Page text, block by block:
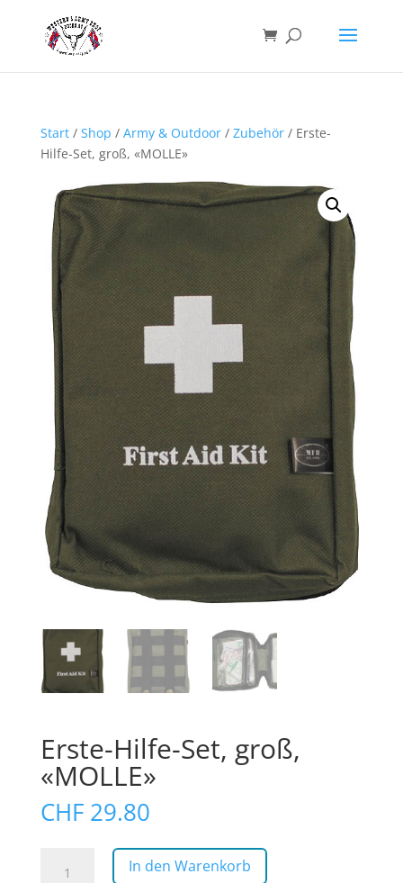
Start/ Shop / Army & Outdoor/ Zubehör/ Erste-
Hilfe-Set, groß, «MOLLE»
Erste-Hilfe-Set, groß,
«MOLLE»
CHF29.80
Hilfe-
In den Warenkorb